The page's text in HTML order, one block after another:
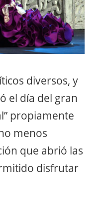
diversos, y
el día del gran
propiamente
menos
que abrió las
disfrutar